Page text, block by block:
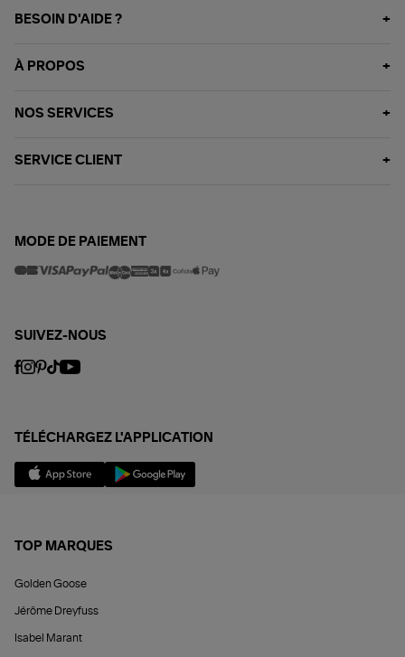
BESOIN D'AIDE ?
À PROPOS
NOS SERVICES
SERVICE CLIENT
MODE DE PAIEMENT
SUIVEZ-NOUS
TÉLÉCHARGEZ L'APPLICATION
TOP MARQUES
Golden Goose
Jérôme Dreyfuss
Isabel Marant